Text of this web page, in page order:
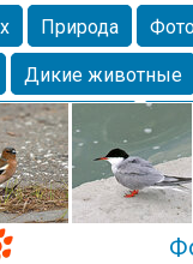
Природа
Дикие животные
Домашние
птицы Утка